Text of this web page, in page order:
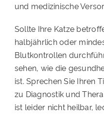
und medizinische
Sollte Ihre Katze
halbjährlich oder
Blutkontrollen
sehen, wie die
ist. Sprechen Sie Ihren
zu Diagnostik und
ist leider nicht heilbar,